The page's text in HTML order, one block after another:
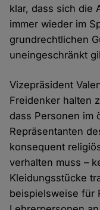
klar, dass sich die
immer wieder im
grundrechtlichen
uneingeschränkt
Vizepräsident
Freidenker halten
dass Personen im
Repräsentanten
konsequent
verhalten muss –
Kleidungsstücke
beispielsweise für